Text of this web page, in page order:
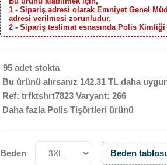
1 - Sipariş adresi olarak Emniyet Genel
adresi verilmesi zorunludur.
2 - Sipariş teslimat esnasında Polis
95 adet stokta
Bu ürünü alırsanız 142.31 TL daha
Ref: trfktshrt7823 Varyant: 266
Daha fazla Polis Tişörtleri ürünü
Beden Beden